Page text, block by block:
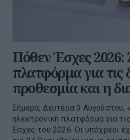
Πόθεν Έσχες 2026:
πλατφόρμα για τις
προθεσμία και η
Σήμερα, Δευτέρα 3 Αυγούστου,
ηλεκτρονική πλατφόρμα για
Έσχες του 2026. Οι υπόχρεοι